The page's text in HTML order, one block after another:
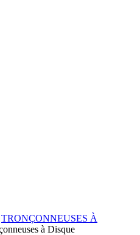
TRONÇONNEUSES À
à Disque